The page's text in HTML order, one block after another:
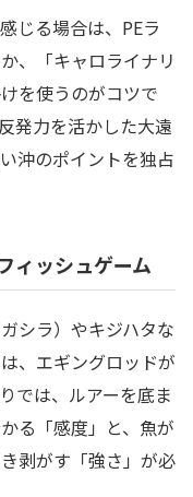
じる場合は、PEラ
、「キャロライナリ
を使うのがコツで
発力を活かした大遠
沖のポイントを独占
ィッシュゲーム
シラ）やキジハタな
、エギングロッドが
では、ルアーを底ま
る「感度」と、魚が
剥がす「強さ」が必